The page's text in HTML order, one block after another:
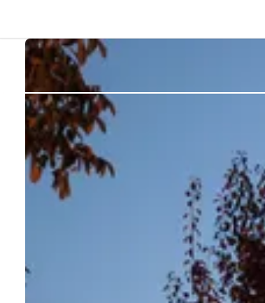
Anmelden
Registrieren